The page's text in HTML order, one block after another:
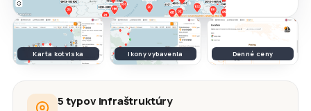
Karta kotviska Ikony vybavenia Denné ceny
5 typov infraštruktúry